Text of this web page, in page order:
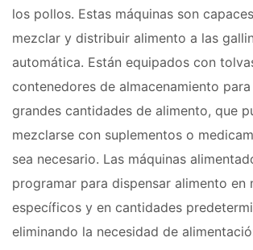
los pollos. Estas máquinas son
mezclar y distribuir alimento a las
automática. Están equipados con
contenedores de almacenamiento
grandes cantidades de alimento, que
mezclarse con suplementos o
sea necesario. Las máquinas
programar para dispensar alimento en
específicos y en cantidades
eliminando la necesidad de